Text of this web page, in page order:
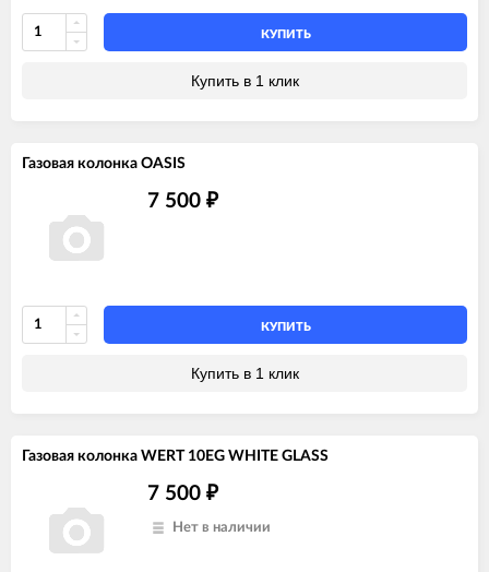
КУПИТЬ
Купить в 1 клик
Газовая колонка OASIS
7 500 ₽
КУПИТЬ
Купить в 1 клик
Газовая колонка WERT 10EG WHITE GLASS
7 500 ₽
Нет в наличии